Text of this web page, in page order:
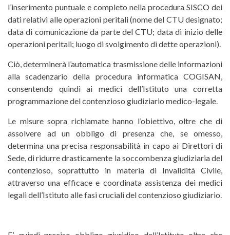
l’inserimento puntuale e completo nella procedura SISCO dei
dati relativi alle operazioni peritali (nome del CTU designato;
data di comunicazione da parte del CTU; data di inizio delle
operazioni peritali; luogo di svolgimento di dette operazioni).
Ciò, determinerà l’automatica trasmissione delle informazioni
alla scadenzario della procedura informatica COGISAN,
consentendo quindi ai medici dell’Istituto una corretta
programmazione del contenzioso giudiziario medico-legale.
Le misure sopra richiamate hanno l’obiettivo, oltre che di
assolvere ad un obbligo di presenza che, se omesso,
determina una precisa responsabilità in capo ai Direttori di
Sede, di ridurre drasticamente la soccombenza giudiziaria del
contenzioso, soprattutto in materia di Invalidità Civile,
attraverso una efficace e coordinata assistenza dei medici
legali dell’Istituto alle fasi cruciali del contenzioso giudiziario.